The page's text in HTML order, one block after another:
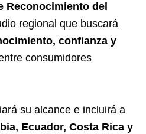
Reconocimiento del
regional que buscará
confianza y
consumidores
su alcance e incluirá a
Ecuador, Costa Rica y